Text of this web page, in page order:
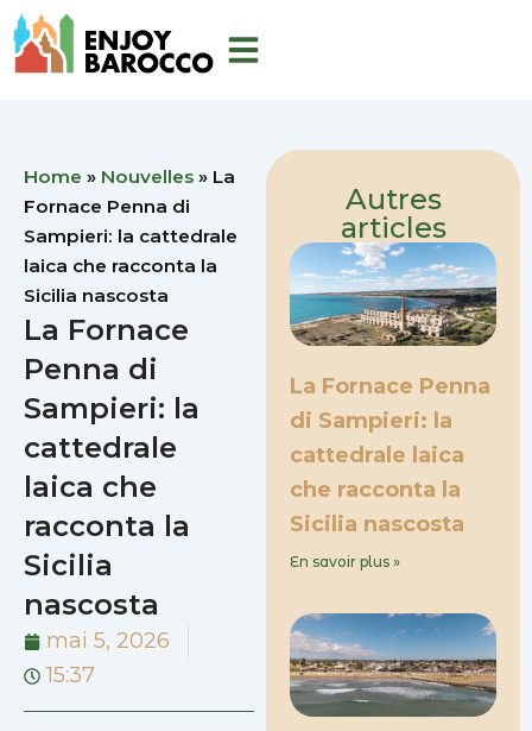
Aller
au
Home » Nouvelles » La
Fornace Penna di
Sampieri: la cattedrale
laica che racconta la
Sicilia nascosta
La Fornace
Penna di
Sampieri: la
cattedrale
laica che
racconta la
Sicilia
nascosta
mai 5, 2026
15:37
Autres
articles
La Fornace Penna
di Sampieri: la
cattedrale laica
che racconta la
Sicilia nascosta
En savoir plus »